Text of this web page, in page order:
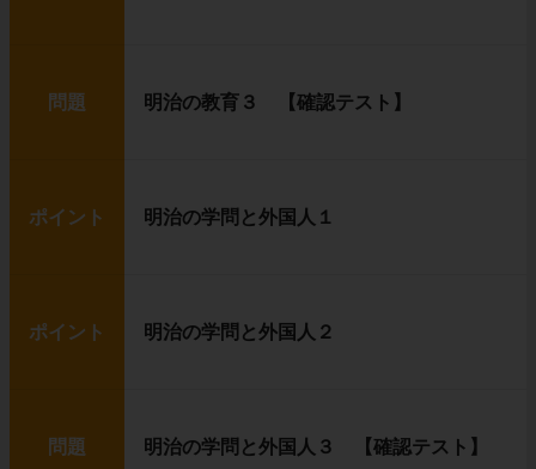
問題 明治の教育３ 【確認テスト】
ポイント 明治の学問と外国人１
ポイント 明治の学問と外国人２
問題 明治の学問と外国人３ 【確認テスト】